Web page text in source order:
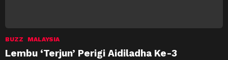
BUZZ MALAYSIA
Lembu ‘Terjun’ Perigi Aidiladha Ke-3